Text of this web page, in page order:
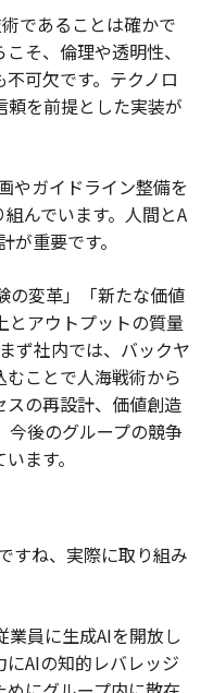
であることは確かで
そ、倫理や透明性、
可欠です。テクノロ
頼を前提とした実装が
やガイドライン整備を
んでいます。人間とA
重要です。
の変革」「新たな価値
とアウトプットの質量
ず社内では、バックヤ
ことで人海戦術から
スの再設計、価値創造
今後のグループの競争
ます。
すね、実際に取り組み
員に生成AIを開放し
AIの知的レバレッジ